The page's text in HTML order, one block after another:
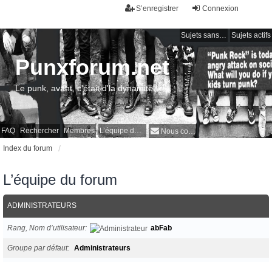
Connexion
S’enregistrer
Sujets sans réponse Sujets actifs
FAQ Rechercher Membres L’équipe du forum Nous contacter
Punxforum.net
Le punk, avant, c'était d'la dynamite !
Index du forum
L’équipe du forum
ADMINISTRATEURS
Rang, Nom d’utilisateur abFab
Groupe par défaut Administrateurs